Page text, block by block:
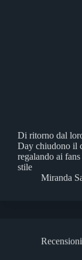
Di ritorno dal
Day chiudono il
regalando ai fans
stile
Miranda